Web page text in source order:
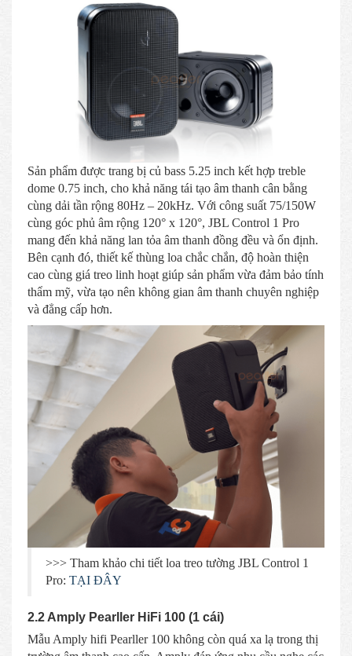
Sản phẩm được trang bị củ bass 5.25 inch kết hợp treble
dome 0.75 inch, cho khả năng tái tạo âm thanh cân bằng
cùng dải tần rộng 80Hz – 20kHz. Với công suất 75/150W
cùng góc phủ âm rộng 120° x 120°, JBL Control 1 Pro
mang đến khả năng lan tỏa âm thanh đồng đều và ổn định.
Bên cạnh đó, thiết kế thùng loa chắc chắn, độ hoàn thiện
cao cùng giá treo linh hoạt giúp sản phẩm vừa đảm bảo tính
thẩm mỹ, vừa tạo nên không gian âm thanh chuyên nghiệp
và đẳng cấp hơn.
>>> Tham khảo chi tiết loa treo tường JBL Control 1
Pro: TẠI ĐÂY
2.2 Amply Pearller HiFi 100 (1 cái)
Mẫu Amply hifi Pearller 100 không còn quá xa lạ trong thị